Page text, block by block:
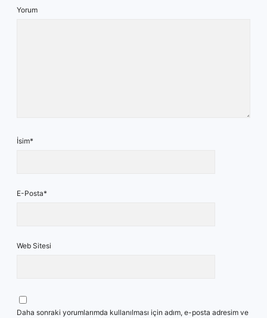
Yorum
İsim*
E-Posta*
Web Sitesi
Daha sonraki yorumlarımda kullanılması için adım, e-posta adresim ve